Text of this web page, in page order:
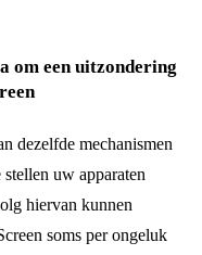
om een uitzondering
dezelfde mechanismen
stellen uw apparaten
hiervan kunnen
soms per ongeluk